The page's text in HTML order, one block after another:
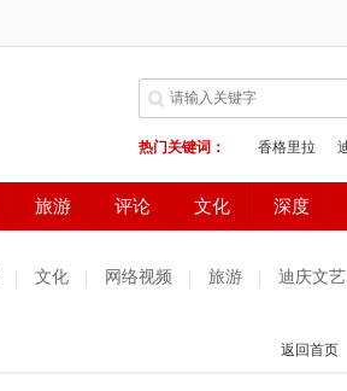
文化 网络视频 旅游 迪庆文艺
返回首页